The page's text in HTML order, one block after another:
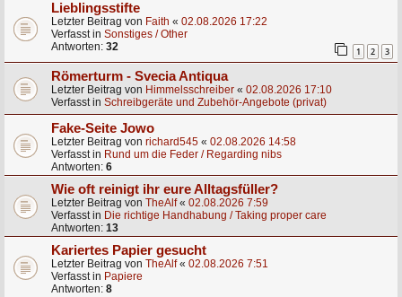
Lieblingsstifte
Letzter Beitrag von Faith « 02.08.2026 17:22
Verfasst in Sonstiges / Other
Antworten: 32 1 2 3
Römerturm - Svecia Antiqua
Letzter Beitrag von Himmelsschreiber « 02.08.2026 17:10
Verfasst in Schreibgeräte und Zubehör-Angebote (privat)
Fake-Seite Jowo
Letzter Beitrag von richard545 « 02.08.2026 14:58
Verfasst in Rund um die Feder / Regarding nibs
Antworten: 6
Wie oft reinigt ihr eure Alltagsfüller?
Letzter Beitrag von TheAlf« 02.08.2026 7:59
Verfasst in Die richtige Handhabung / Taking proper care
Antworten: 13
Kariertes Papier gesucht
Letzter Beitrag von TheAlf« 02.08.2026 7:51
Verfasst in Papiere
Antworten: 8